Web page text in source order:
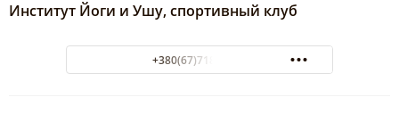
Институт Йоги и Ушу, спортивный клуб
+380(67)718-72-32